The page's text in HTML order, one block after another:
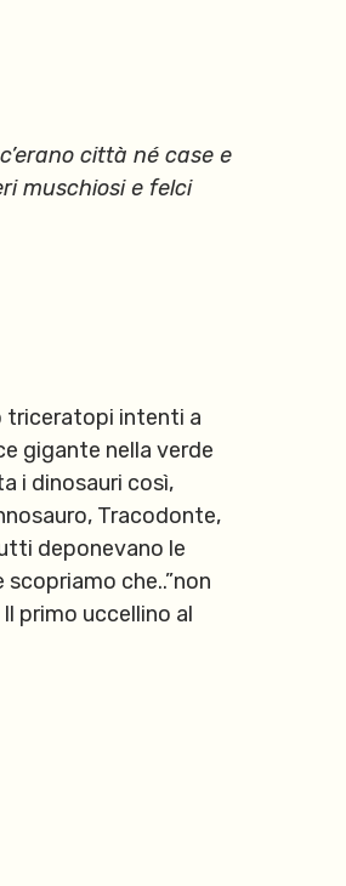
città né case e
muschiosi e felci
triceratopi intenti a
gigante nella verde
i dinosauri così,
Tracodonte,
deponevano le
che..”non
primo uccellino al